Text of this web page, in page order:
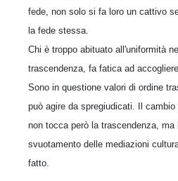
fede, non solo si fa loro un cattivo
la fede stessa.
Chi è troppo abituato all'uniformità
trascendenza, fa fatica ad
Sono in questione valori di ordine
può agire da spregiudicati. Il
non tocca però la trascendenza, ma
svuotamento delle mediazioni
fatto.